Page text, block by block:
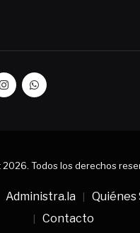
2026. Todos los derechos
Administra.la
Quiénes
Contacto